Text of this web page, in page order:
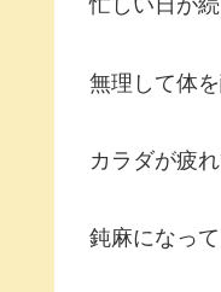
忙しい日が
無理して体
カラダが疲
鈍麻になって